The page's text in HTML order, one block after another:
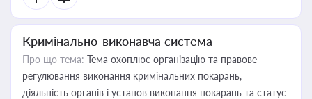
Кримінально-виконавча система
Про що тема: Тема охоплює організацію та правове
регулювання виконання кримінальних покарань,
діяльність органів і установ виконання покарань та статус